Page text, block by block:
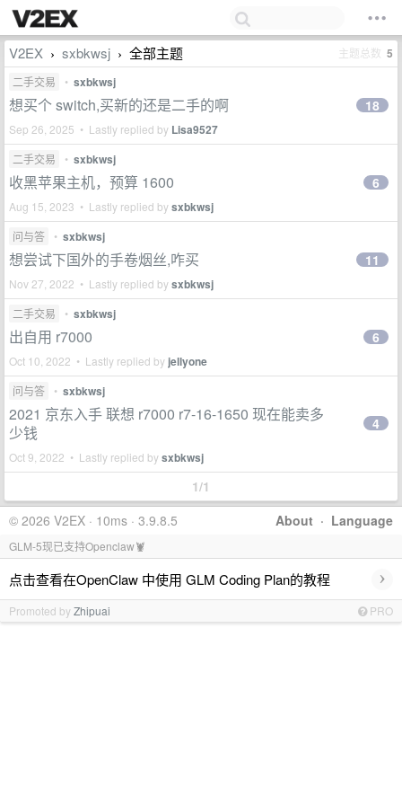
V2EX › sxbkwsj › 全部主题 主题总数 5
二手交易 • sxbkwsj
想买个 switch,买新的还是二手的啊
Sep 26, 2025 • Lastly replied by Lisa9527
18
二手交易 • sxbkwsj
收黑苹果主机，预算 1600
Aug 15, 2023 • Lastly replied bysxbkwsj
6
问与答 • sxbkwsj
想尝试下国外的手卷烟丝,咋买
Nov 27, 2022 • Lastly replied bysxbkwsj
11
二手交易 • sxbkwsj
出自用 r7000
Oct 10, 2022 • Lastly replied by jellyone
6
问与答 • sxbkwsj
2021 京东入手 联想 r7000 r7-16-1650 现在能卖多
少钱
Oct 9, 2022 • Lastly replied bysxbkwsj
4
1/1
About · Language
© 2026 V2EX · 10ms · 3.9.8.5
GLM-5现已支持Openclaw🦞
点击查看在OpenClaw 中使用 GLM Coding Plan的教程 ›
Promoted byZhipuai PRO